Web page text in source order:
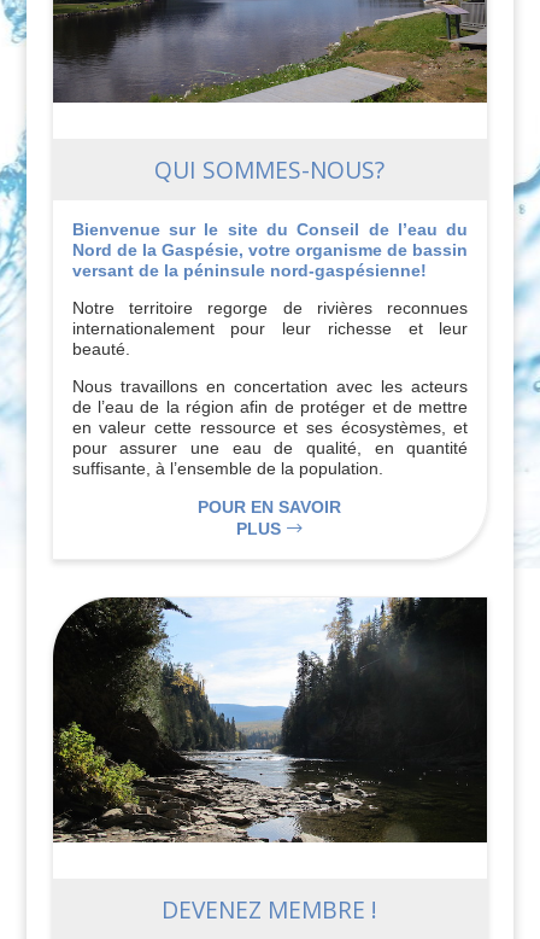
QUI SOMMES-NOUS?
Bienvenue sur le site du Conseil de l’eau du
Nord de la Gaspésie, votre organisme de bassin
versant de la péninsule nord-gaspésienne!
Notre territoire regorge de rivières reconnues
internationalement pour leur richesse et leur
beauté.
Nous travaillons en concertation avec les acteurs
de l’eau de la région afin de protéger et de mettre
en valeur cette ressource et ses écosystèmes, et
pour assurer une eau de qualité, en quantité
suffisante, à l’ensemble de la population.
POUR EN SAVOIR
PLUS
DEVENEZ MEMBRE !